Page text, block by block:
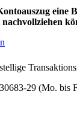
eine
29 (Mo. bis